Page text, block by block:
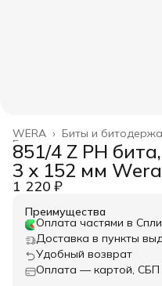
Биты и
WERA ›
Главная
851/4 Z PH
3 x 152 мм
1 220 ₽
Преимущества
Оплата частями в
Доставка в пункты
Удобный возврат
Оплата — картой, СБП